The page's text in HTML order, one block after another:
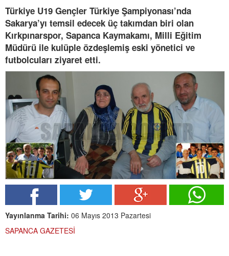
Türkiye U19 Gençler Türkiye Şampiyonası’nda
Sakarya’yı temsil edecek üç takımdan biri olan
Kırkpınarspor, Sapanca Kaymakamı, Milli Eğitim
Müdürü ile kulüple özdeşlemiş eski yönetici ve
futbolcuları ziyaret etti.
Yayınlanma Tarihi: 06 Mayıs 2013 Pazartesi
SAPANCA GAZETESİ